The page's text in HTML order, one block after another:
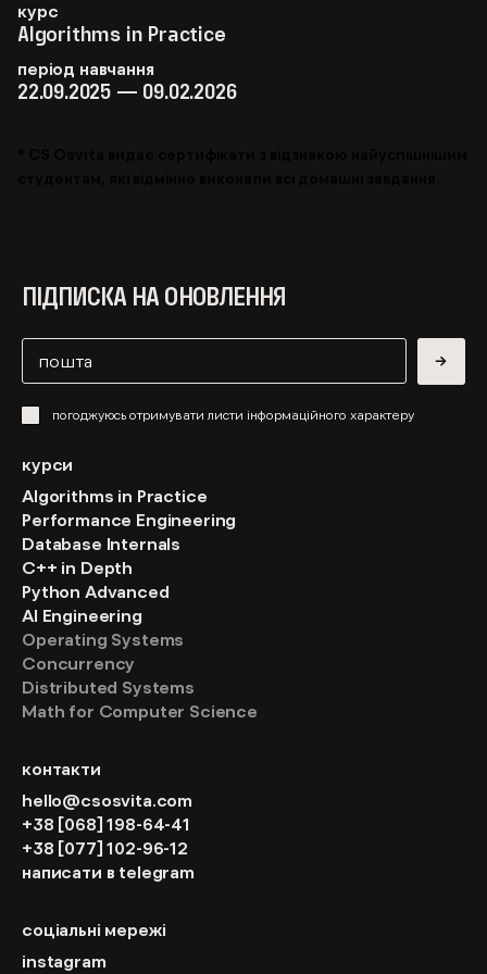
курс
Algorithms in Practice
період навчання
22.09.2025 — 09.02.2026
→
погоджуюсь отримувати листи інформаційного характеру
ПІДПИСКА НА ОНОВЛЕННЯ
курси
Algorithms in Practice
Performance Engineering
Database Internals
C++ in Depth
Python Advanced
AI Engineering
Operating Systems
Concurrency
Distributed Systems
Math for Computer Science
контакти
hello@csosvita.com
+38 [068] 198-64-41
+38 [077] 102-96-12
написати в telegram
соціальні мережі
instagram